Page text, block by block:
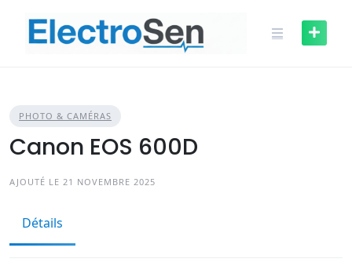
content
PHOTO & CAMÉRAS
Canon EOS 600D
AJOUTÉ LE 21 NOVEMBRE 2025
Détails